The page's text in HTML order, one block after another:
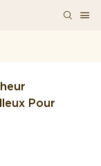
Pour